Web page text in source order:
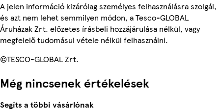
A jelen információ kizárólag személyes felhasználásra szolgál,
és azt nem lehet semmilyen módon, a Tesco-GLOBAL
Áruházak Zrt. előzetes írásbeli hozzájárulása nélkül, vagy
megfelelő tudomásul vétele nélkül felhasználni.
©TESCO-GLOBAL Zrt.
Még nincsenek értékelések
Segíts a többi vásárlónak